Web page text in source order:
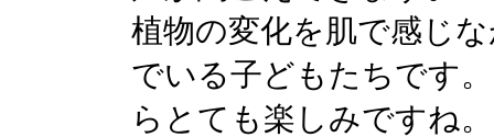
植物の変化を肌で感じ
でいる子どもたちです
らとても楽しみですね。